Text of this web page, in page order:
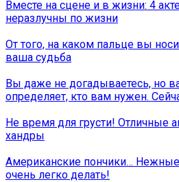
Вместе на сцене и в жизни: 4
неразлучны по жизни
От того, на каком пальце вы
ваша судьба
Вы даже не догадываетесь, но
определяет, кто вам нужен.
Не время для грусти! Отличные
хандры
Американские пончики…
очень легко делать!